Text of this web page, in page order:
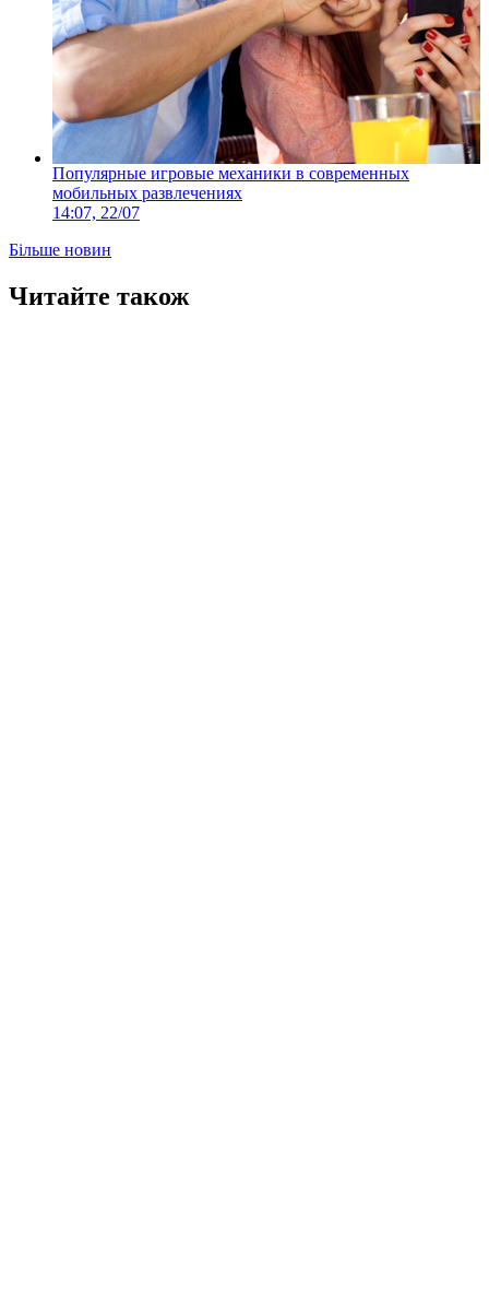
Популярные игровые механики в современных
мобильных развлечениях
14:07, 22/07
Більше новин
Читайте також